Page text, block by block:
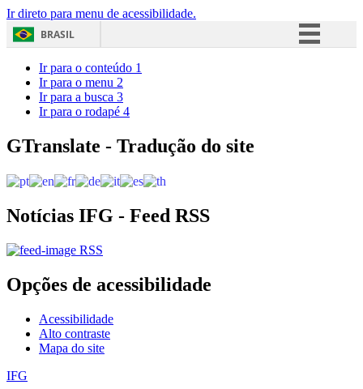
Ir direto para menu de acessibilidade.
BRASIL
Acesso à informação
Ir para o conteúdo 1
Ir para o menu 2
Ir para a busca 3
Ir para o rodapé 4
GTranslate - Tradução do site
Notícias IFG - Feed RSS
RSS
Opções de acessibilidade
Acessibilidade
Alto contraste
Mapa do site
IFG